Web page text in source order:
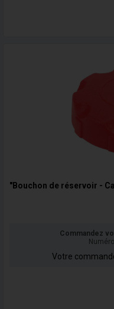
"Bouchon de réservoir -
Commandez
Votre